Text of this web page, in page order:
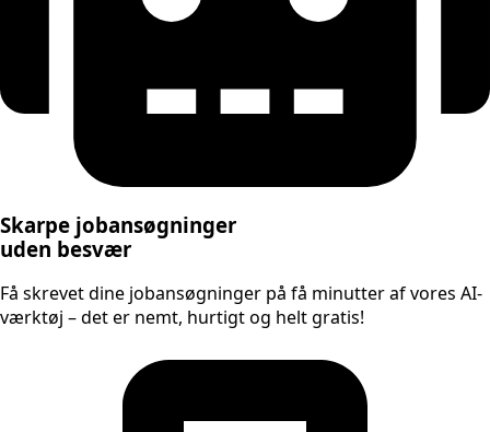
Skarpe jobansøgninger
uden besvær
Få skrevet dine jobansøgninger på få minutter af vores AI-
værktøj – det er nemt, hurtigt og helt gratis!